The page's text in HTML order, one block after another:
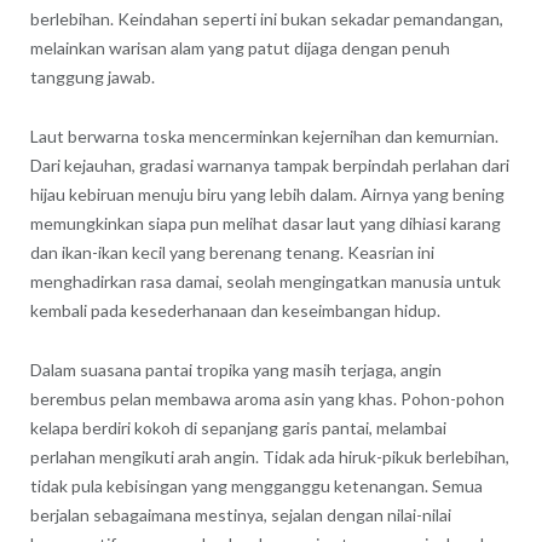
berlebihan. Keindahan seperti ini bukan sekadar pemandangan,
melainkan warisan alam yang patut dijaga dengan penuh
tanggung jawab.
Laut berwarna toska mencerminkan kejernihan dan kemurnian.
Dari kejauhan, gradasi warnanya tampak berpindah perlahan dari
hijau kebiruan menuju biru yang lebih dalam. Airnya yang bening
memungkinkan siapa pun melihat dasar laut yang dihiasi karang
dan ikan-ikan kecil yang berenang tenang. Keasrian ini
menghadirkan rasa damai, seolah mengingatkan manusia untuk
kembali pada kesederhanaan dan keseimbangan hidup.
Dalam suasana pantai tropika yang masih terjaga, angin
berembus pelan membawa aroma asin yang khas. Pohon-pohon
kelapa berdiri kokoh di sepanjang garis pantai, melambai
perlahan mengikuti arah angin. Tidak ada hiruk-pikuk berlebihan,
tidak pula kebisingan yang mengganggu ketenangan. Semua
berjalan sebagaimana mestinya, sejalan dengan nilai-nilai